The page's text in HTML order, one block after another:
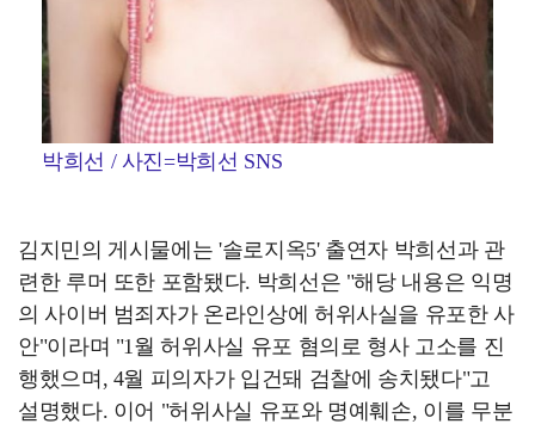
박희선 / 사진=박희선 SNS
김지민의 게시물에는 '솔로지옥5' 출연자 박희선과 관
련한 루머 또한 포함됐다. 박희선은 "해당 내용은 익명
의 사이버 범죄자가 온라인상에 허위사실을 유포한 사
안"이라며 "1월 허위사실 유포 혐의로 형사 고소를 진
행했으며, 4월 피의자가 입건돼 검찰에 송치됐다"고
설명했다. 이어 "허위사실 유포와 명예훼손, 이를 무분